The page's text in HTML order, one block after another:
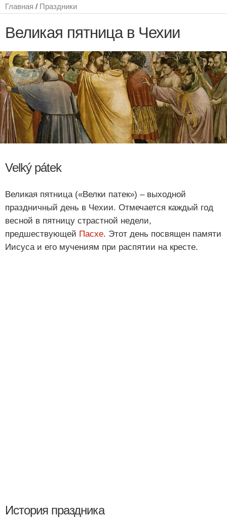
Главная / Праздники
Великая пятница в Чехии
Velký pátek
Великая пятница («Велки патек») – выходной
праздничный день в Чехии. Отмечается каждый год
весной в пятницу страстной недели,
предшествующей Пасхе. Этот день посвящен памяти
Иисуса и его мучениям при распятии на кресте.
История праздника